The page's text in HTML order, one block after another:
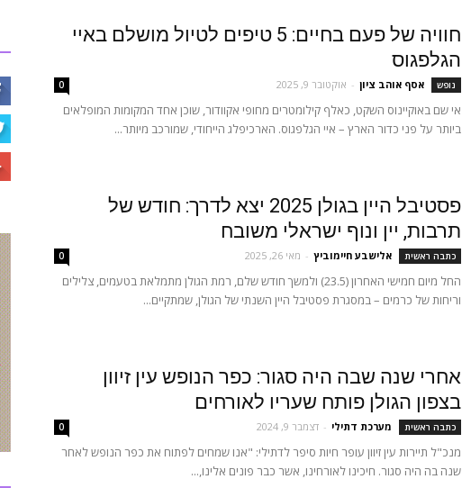
חוויה של פעם בחיים: 5 טיפים לטיול מושלם באיי
הגלפגוס
נופש אסף אוהב ציון - אוקטובר 9, 2025 0
אי שם באוקיינוס השקט, כאלף קילומטרים מחופי אקוודור, שוכן אחד המקומות המופלאים
ביותר על פני כדור הארץ – איי הגלפגוס. הארכיפלג הייחודי, שמורכב מיותר...
פסטיבל היין בגולן 2025 יצא לדרך: חודש של
תרבות, יין ונוף ישראלי משובח
כתבה ראשית ‫אלישבע חיימוביץ - מאי 26, 2025 0
החל מיום חמישי האחרון (23.5) ולמשך חודש שלם, רמת הגולן מתמלאת בטעמים, צלילים
וריחות של כרמים – במסגרת פסטיבל היין השנתי של הגולן, שמתקיים...
אחרי שנה שבה היה סגור: כפר הנופש עין זיוון
בצפון הגולן פותח שעריו לאורחים
כתבה ראשית מערכת דתילי - דצמבר 9, 2024 0
מנכ"ל תיירות עין זיוון עופר חיות סיפר לדתילי: "אנו שמחים לפתוח את כפר הנופש לאחר
שנה בה היה סגור. חיכינו לאורחינו, אשר כבר פונים אלינו,...